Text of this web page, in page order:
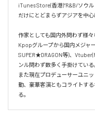
iTunes Store(香港)“R&B/ソウ
だけにとどまらずアジアを中
作家としても国内外問わず様々
Kpopグループから国内メジャ
SUPER★DRAGON等)、
ンル問わず数多く手掛けている
また現在プロデューサーユニ
動、豪華客演ともコライトす